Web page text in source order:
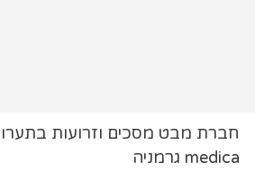
חברת מבט מסכים וזרועות
medica גרמניה